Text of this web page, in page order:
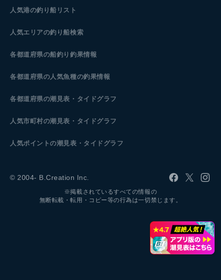
人気港の釣り船リスト
人気エリアの釣り船検索
各都道府県の船釣り釣果情報
各都道府県の人気魚種の釣果情報
各都道府県の潮見表 ・タイドグラフ
人気市町村の潮見表・タイドグラフ
人気ポイントの潮見表・タイドグラフ
© 2004- B.Creation Inc.
※掲載されているすべての情報の
無断転載・転用・コピー等の行為は一切禁じます。